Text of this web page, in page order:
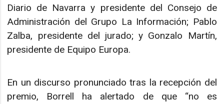
Diario de Navarra y presidente del Consejo de
Administración del Grupo La Información; Pablo
Zalba, presidente del jurado; y Gonzalo Martín,
presidente de Equipo Europa.
En un discurso pronunciado tras la recepción del
premio, Borrell ha alertado de que “no es